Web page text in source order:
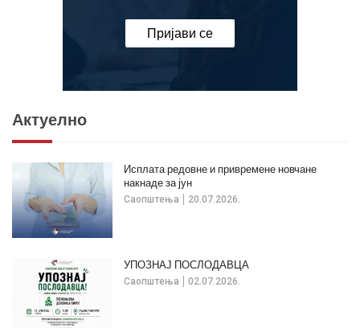
Пријави се
Актуелно
Саопштења 20.07.2026.
Исплата редовне и привремене новчане
накнаде за јун
Саопштења 02.07.2026.
УПОЗНАЈ ПОСЛОДАВЦА